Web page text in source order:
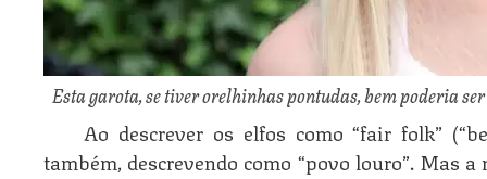
Esta garota, se tiver orelhinhas pontudas, bem poderia
Ao descrever os elfos como “fair folk”
também, descrevendo como “povo louro”. Mas